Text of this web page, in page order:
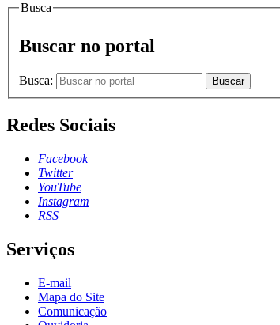
Busca
Buscar no portal
Busca: Buscar
Redes Sociais
Facebook
Twitter
YouTube
Instagram
RSS
Serviços
E-mail
Mapa do Site
Comunicação